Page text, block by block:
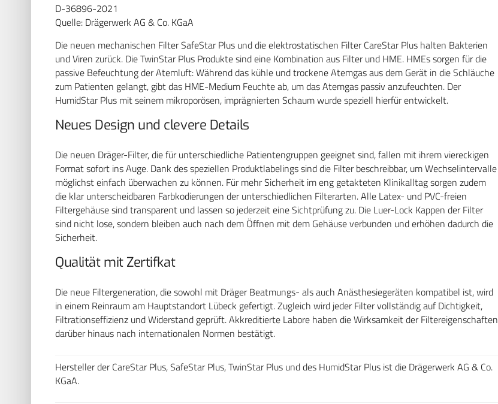
D-36896-2021
Quelle: Drägerwerk AG & Co. KGaA
Die neuen mechanischen Filter SafeStar Plus und die elektrostatischen Filter CareStar Plus halten Bakterien
und Viren zurück. Die TwinStar Plus Produkte sind eine Kombination aus Filter und HME. HMEs sorgen für die
passive Befeuchtung der Atemluft: Während das kühle und trockene Atemgas aus dem Gerät in die Schläuche
zum Patienten gelangt, gibt das HME-Medium Feuchte ab, um das Atemgas passiv anzufeuchten. Der
HumidStar Plus mit seinem mikroporösen, imprägnierten Schaum wurde speziell hierfür entwickelt.
Neues Design und clevere Details
Die neuen Dräger-Filter, die für unterschiedliche Patientengruppen geeignet sind, fallen mit ihrem viereckigen
Format sofort ins Auge. Dank des speziellen Produktlabelings sind die Filter beschreibbar, um Wechselintervalle
möglichst einfach überwachen zu können. Für mehr Sicherheit im eng getakteten Klinikalltag sorgen zudem
die klar unterscheidbaren Farbkodierungen der unterschiedlichen Filterarten. Alle Latex- und PVC-freien
Filtergehäuse sind transparent und lassen so jederzeit eine Sichtprüfung zu. Die Luer-Lock Kappen der Filter
sind nicht lose, sondern bleiben auch nach dem Öffnen mit dem Gehäuse verbunden und erhöhen dadurch die
Sicherheit.
Qualität mit Zertifkat
Die neue Filtergeneration, die sowohl mit Dräger Beatmungs- als auch Anästhesiegeräten kompatibel ist, wird
in einem Reinraum am Hauptstandort Lübeck gefertigt. Zugleich wird jeder Filter vollständig auf Dichtigkeit,
Filtrationseffizienz und Widerstand geprüft. Akkreditierte Labore haben die Wirksamkeit der Filtereigenschaften
darüber hinaus nach internationalen Normen bestätigt.
Hersteller der CareStar Plus, SafeStar Plus, TwinStar Plus und des HumidStar Plus ist die Drägerwerk AG & Co.
KGaA.